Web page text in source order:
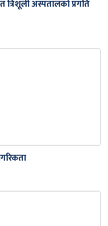
त्रिशूली अस्पतालको प्रगति